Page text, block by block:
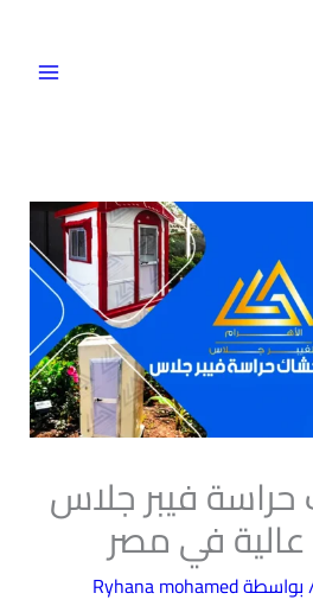
فيبر جلاس​
في مصر
Ryhana mohamed